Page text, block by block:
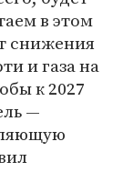
в этом
снижения
и газа на
к 2027
—